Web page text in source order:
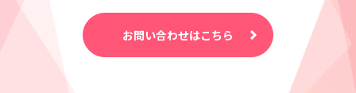
お問い合わせはこちら